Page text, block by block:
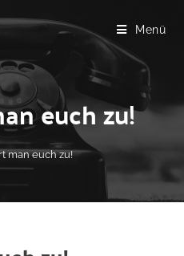
Menü
euch zu!
man euch zu!